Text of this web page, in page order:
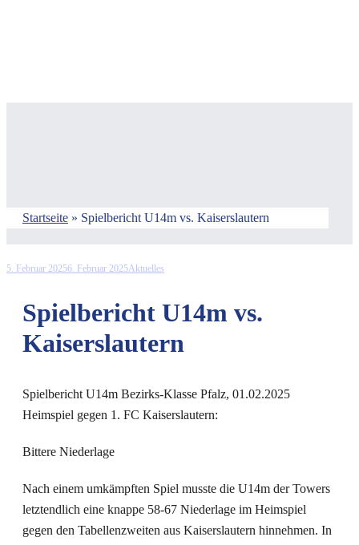
Startseite » Spielbericht U14m vs. Kaiserslautern
5. Februar 20256. Februar 2025Aktuelles
Spielbericht U14m vs.
Kaiserslautern
Spielbericht U14m Bezirks-Klasse Pfalz, 01.02.2025
Heimspiel gegen 1. FC Kaiserslautern:
Bittere Niederlage
Nach einem umkämpften Spiel musste die U14m der Towers
letztendlich eine knappe 58-67 Niederlage im Heimspiel
gegen den Tabellenzweiten aus Kaiserslautern hinnehmen. In